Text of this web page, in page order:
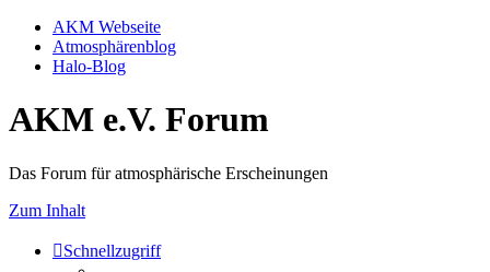
AKM Webseite
Atmosphärenblog
Halo-Blog
AKM e.V. Forum
Das Forum für atmosphärische Erscheinungen
Zum Inhalt
Schnellzugriff